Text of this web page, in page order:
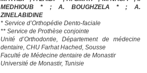
MEDHIOUB * ; A. BOUGHZELA * ; A.
ZINELABIDINE
* Service d’Orthopédie Dento-faciale
** Service de Prothèse conjointe
Unité d’Orthodontie, Département de médecine
dentaire, CHU Farhat Hached, Sousse
Faculté de Médecine dentaire de Monastir
Université de Monastir, Tunisie